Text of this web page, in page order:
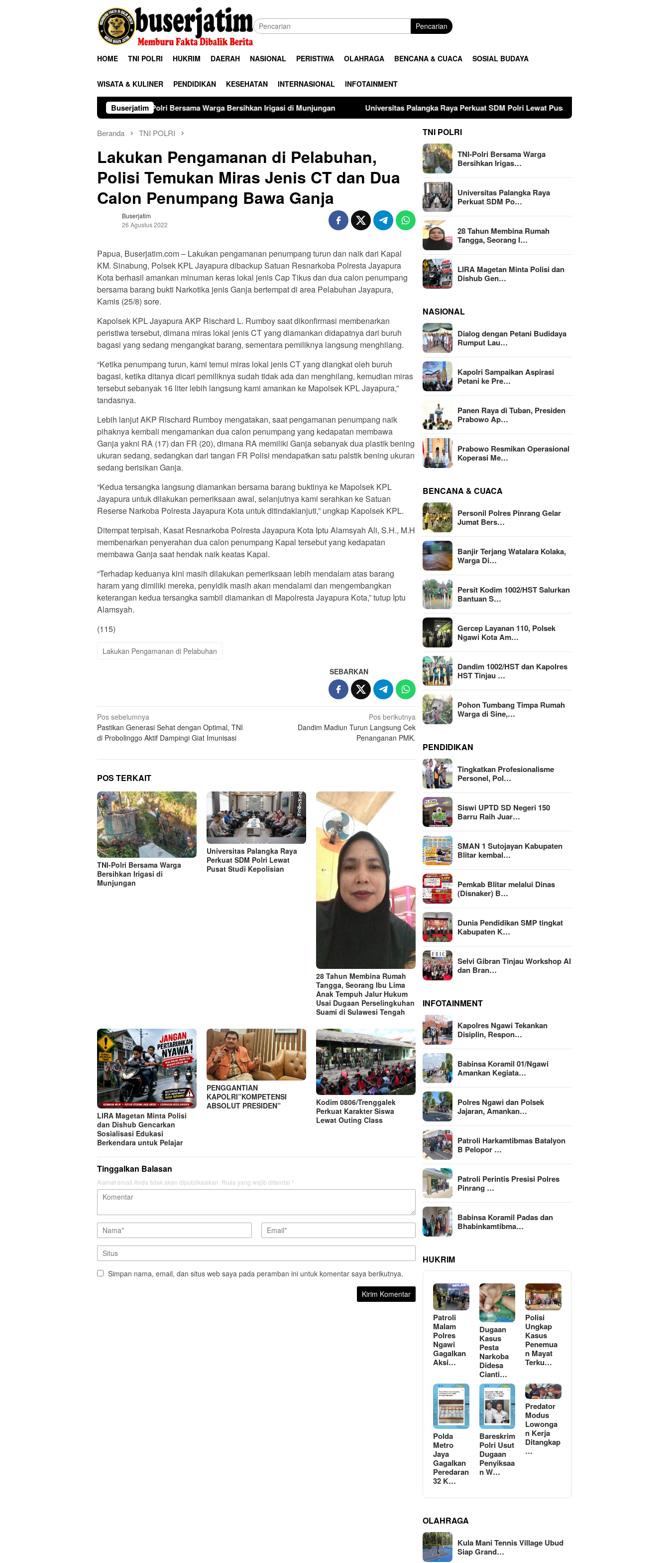
Pencarian
HOME TNI POLRI HUKRIM DAERAH NASIONAL PERISTIWA OLAHRAGA BENCANA & CUACA SOSIAL BUDAYA
WISATA & KULINER PENDIDIKAN KESEHATAN INTERNASIONAL INFOTAINMENT
Buserjatim
TNI-Polri Bersama Warga Bersihkan Irigasi di Munjungan Universitas Palangka Raya Perkuat SDM Polri Lewat Pusat Studi Kepolisian
Beranda TNI POLRI
Lakukan Pengamanan di Pelabuhan,
Polisi Temukan Miras Jenis CT dan Dua
Calon Penumpang Bawa Ganja
Buserjatim
26 Agustus 2022
Papua, Buserjatim.com – Lakukan pengamanan penumpang turun dan naik dari Kapal
KM. Sinabung, Polsek KPL Jayapura dibackup Satuan Resnarkoba Polresta Jayapura
Kota berhasil amankan minuman keras lokal jenis Cap Tikus dan dua calon penumpang
bersama barang bukti Narkotika jenis Ganja bertempat di area Pelabuhan Jayapura,
Kamis (25/8) sore.
Kapolsek KPL Jayapura AKP Rischard L. Rumboy saat dikonfirmasi membenarkan
peristiwa tersebut, dimana miras lokal jenis CT yang diamankan didapatnya dari buruh
bagasi yang sedang mengangkat barang, sementara pemiliknya langsung menghilang.
“Ketika penumpang turun, kami temui miras lokal jenis CT yang diangkat oleh buruh
bagasi, ketika ditanya dicari pemiliknya sudah tidak ada dan menghilang, kemudian miras
tersebut sebanyak 16 liter lebih langsung kami amankan ke Mapolsek KPL Jayapura,”
tandasnya.
Lebih lanjut AKP Rischard Rumboy mengatakan, saat pengamanan penumpang naik
pihaknya kembali mengamankan dua calon penumpang yang kedapatan membawa
Ganja yakni RA (17) dan FR (20), dimana RA memiliki Ganja sebanyak dua plastik bening
ukuran sedang, sedangkan dari tangan FR Polisi mendapatkan satu palstik bening ukuran
sedang berisikan Ganja.
“Kedua tersangka langsung diamankan bersama barang buktinya ke Mapolsek KPL
Jayapura untuk dilakukan pemeriksaan awal, selanjutnya kami serahkan ke Satuan
Reserse Narkoba Polresta Jayapura Kota untuk ditindaklanjuti,” ungkap Kapolsek KPL.
Ditempat terpisah, Kasat Resnarkoba Polresta Jayapura Kota Iptu Alamsyah Ali, S.H., M.H
membenarkan penyerahan dua calon penumpang Kapal tersebut yang kedapatan
membawa Ganja saat hendak naik keatas Kapal.
“Terhadap keduanya kini masih dilakukan pemeriksaan lebih mendalam atas barang
haram yang dimiliki mereka, penyidik masih akan mendalami dan mengembangkan
keterangan kedua tersangka sambil diamankan di Mapolresta Jayapura Kota,” tutup Iptu
Alamsyah.
(115)
Lakukan Pengamanan di Pelabuhan
SEBARKAN
Navigasi
pos
Pos sebelumnya
Pastikan Generasi Sehat dengan Optimal, TNI
di Probolinggo Aktif Dampingi Giat Imunisasi
Pos berikutnya
Dandim Madiun Turun Langsung Cek
Penanganan PMK.
POS TERKAIT
TNI-Polri Bersama Warga
Bersihkan Irigasi di
Munjungan
Universitas Palangka Raya
Perkuat SDM Polri Lewat
Pusat Studi Kepolisian
28 Tahun Membina Rumah
Tangga, Seorang Ibu Lima
Anak Tempuh Jalur Hukum
Usai Dugaan Perselingkuhan
Suami di Sulawesi Tengah
LIRA Magetan Minta Polisi
dan Dishub Gencarkan
Sosialisasi Edukasi
Berkendara untuk Pelajar
PENGGANTIAN
KAPOLRI”KOMPETENSI
ABSOLUT PRESIDEN”
Kodim 0806/Trenggalek
Perkuat Karakter Siswa
Lewat Outing Class
Tinggalkan Balasan
Alamat email Anda tidak akan dipublikasikan. Ruas yang wajib ditandai *
Simpan nama, email, dan situs web saya pada peramban ini untuk komentar saya berikutnya.
TNI POLRI
TNI-Polri Bersama Warga
Bersihkan Irigas…
Universitas Palangka Raya
Perkuat SDM Po…
28 Tahun Membina Rumah
Tangga, Seorang I…
LIRA Magetan Minta Polisi dan
Dishub Gen…
NASIONAL
Dialog dengan Petani Budidaya
Rumput Lau…
Kapolri Sampaikan Aspirasi
Petani ke Pre…
Panen Raya di Tuban, Presiden
Prabowo Ap…
Prabowo Resmikan Operasional
Koperasi Me…
BENCANA & CUACA
Personil Polres Pinrang Gelar
Jumat Bers…
Banjir Terjang Watalara Kolaka,
Warga Di…
Persit Kodim 1002/HST Salurkan
Bantuan S…
Gercep Layanan 110, Polsek
Ngawi Kota Am…
Dandim 1002/HST dan Kapolres
HST Tinjau …
Pohon Tumbang Timpa Rumah
Warga di Sine,…
PENDIDIKAN
Tingkatkan Profesionalisme
Personel, Pol…
Siswi UPTD SD Negeri 150
Barru Raih Juar…
SMAN 1 Sutojayan Kabupaten
Blitar kembal…
Pemkab Blitar melalui Dinas
(Disnaker) B…
Dunia Pendidikan SMP tingkat
Kabupaten K…
Selvi Gibran Tinjau Workshop AI
dan Bran…
INFOTAINMENT
Kapolres Ngawi Tekankan
Disiplin, Respon…
Babinsa Koramil 01/Ngawi
Amankan Kegiata…
Polres Ngawi dan Polsek
Jajaran, Amankan…
Patroli Harkamtibmas Batalyon
B Pelopor …
Patroli Perintis Presisi Polres
Pinrang …
Babinsa Koramil Padas dan
Bhabinkamtibma…
HUKRIM
Patroli
Malam
Polres
Ngawi
Gagalkan
Aksi…
Dugaan
Kasus
Pesta
Narkoba
Didesa
Cianti…
Polisi
Ungkap
Kasus
Penemua
n Mayat
Terku…
Polda
Metro
Jaya
Gagalkan
Peredaran
32 K…
Bareskrim
Polri Usut
Dugaan
Penyiksaa
n W…
Predator
Modus
Lowonga
n Kerja
Ditangkap
…
OLAHRAGA
Kula Mani Tennis Village Ubud
Siap Grand…